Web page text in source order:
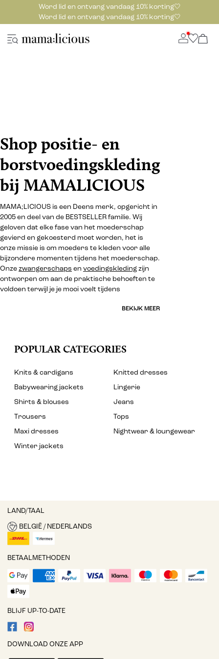
Word lid en ontvang vandaag 10% korting🤍
Word lid en ontvang vandaag 10% korting🤍
Shop positie- en
borstvoedingskleding
bij MAMALICIOUS
MAMA;LICIOUS is een Deens merk, opgericht in
2005 en deel van de BESTSELLER familie. Wij
geloven dat elke fase van het moederschap
gevierd en gekoesterd moet worden, het is
onze missie is om moeders te kleden voor alle
bijzondere momenten tijdens het moederschap.
Onze zwangerschaps en voedingskleding zijn
ontworpen om aan de praktische behoeften te
voldoen terwijl je je mooi voelt tijdens
BEKIJK MEER
POPULAR CATEGORIES
Knits & cardigans
Knitted dresses
Babywearing jackets
Lingerie
Shirts & blouses
Jeans
Trousers
Tops
Maxi dresses
Nightwear & loungewear
Winter jackets
LAND/TAAL
BELGIË / NEDERLANDS
BETAALMETHODEN
BLIJF UP-TO-DATE
DOWNLOAD ONZE APP